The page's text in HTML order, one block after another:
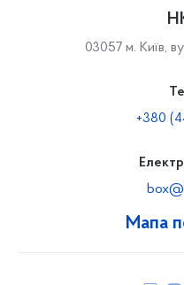
Мапа
03057 м. Київ,
+380